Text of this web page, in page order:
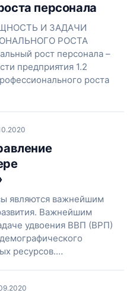
персонала
И ЗАДАЧИ
РОСТА
рост персонала –
предприятия 1.2
роста
являются важнейшим
Важнейшим
удвоения ВВП (ВРП)
ресурсов.…